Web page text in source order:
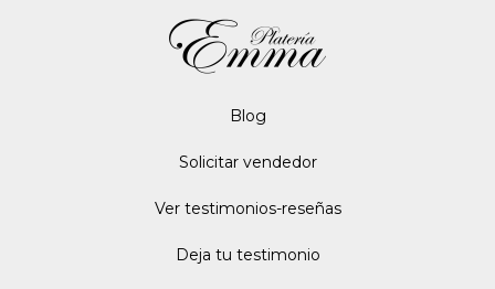
Blog
Solicitar vendedor
Ver testimonios-reseñas
Deja tu testimonio